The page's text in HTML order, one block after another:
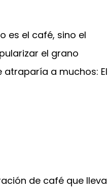
es el café, sino el
el grano
atraparía a muchos: El
de café que lleva